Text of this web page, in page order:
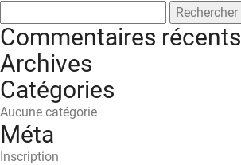
Commentaires récents
Archives
Catégories
Aucune catégorie
Méta
Inscription